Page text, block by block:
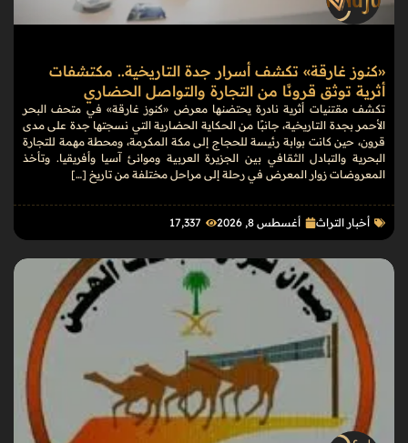
«كنوز غارقة» تكشف أسرار جدة التاريخية.. مكتشفات
أثرية توثق قرونًا من التجارة والتواصل الحضاري
تكشف مقتنيات أثرية نادرة يحتضنها معرض «كنوز غارقة» في متحف البحر
الأحمر بجدة التاريخية، جانبًا من الحكاية الحضارية التي نسجتها جدة على مدى
قرون، حين كانت بوابة رئيسة للحجاج إلى مكة المكرمة، ومحطة مهمة للتجارة
البحرية والتبادل الثقافي بين الجزيرة العربية وموانئ آسيا وأفريقيا. وتأخذ
المعروضات زوار المعرض في رحلة إلى مراحل مختلفة من تاريخ […]
أخبار التراث أغسطس 8, 2026 17٬337